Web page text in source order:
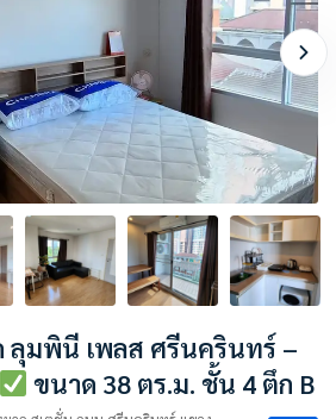
ลุมพินี เพลส ศรีนครินทร์ –
ขนาด 38 ตร.ม. ชั้น 4 ตึก B